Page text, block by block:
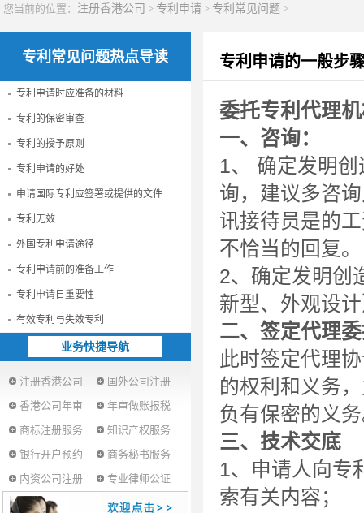
您当前的位置： 注册香港公司 > 专利申请 > 专利常见问题 >
专利常见问题热点导读
专利申请时应准备的材料
专利的保密审查
专利的授予原则
专利申请的好处
申请国际专利应签署或提供的文件
专利无效
外国专利申请途径
专利申请前的准备工作
专利申请日重要性
有效专利与失效专利
业务快捷导航
注册香港公司
国外公司注册
香港公司年审
年审做账报税
商标注册服务
知识产权服务
银行开户预约
商务秘书服务
内资公司注册
专业律师公证
专利申请的一般步
委托专利代理
一、咨询：
1、 确定发明
询，建议多咨
讯接待员是的
不恰当的回复。
2、确定发明创
新型、外观设
二、签定代理
此时签定代理
的权利和义务
负有保密的义
三、技术交底
1、申请人向专
索有关内容；